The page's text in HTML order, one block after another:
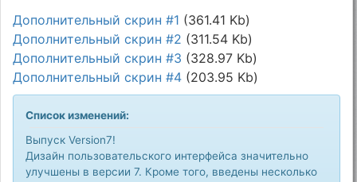
Дополнительный скрин #1 (361.41 Kb)
Дополнительный скрин #2 (311.54 Kb)
Дополнительный скрин #3 (328.97 Kb)
Дополнительный скрин #4 (203.95 Kb)
Список изменений:
Выпуск Version7!
Дизайн пользовательского интерфейса значительно
улучшены в версии 7. Кроме того, введены несколько